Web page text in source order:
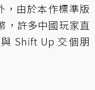
，由於本作標準版
，許多中國玩家直
Shift Up 交個朋